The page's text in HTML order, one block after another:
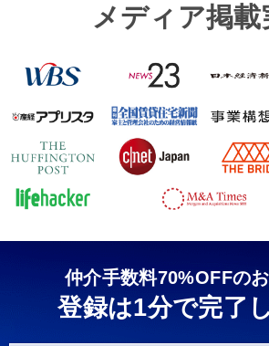
メディア掲載
仲介手数料70%OFFの
登録は1分で完了